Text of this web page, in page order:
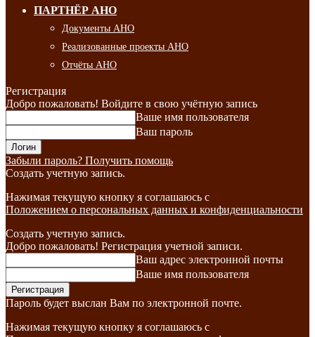
ПАРТНЁР АНО
Документы АНО
Реализованные проекты АНО
Отчёты АНО
Регистрация
Добро пожаловать! Войдите в свою учётную запись
Ваше имя пользователя
Ваш пароль
Забыли пароль? Получить помощь
Создать учетную запись.
Нажимая текущую кнопку я соглашаюсь с
Положением о персональных данных и конфиденциальности
Создать учетную запись.
Добро пожаловать! Регистрация учетной записи.
Ваш адрес электронной почты
Ваше имя пользователя
Пароль будет выслан Вам по электронной почте.
Нажимая текущую кнопку я соглашаюсь с